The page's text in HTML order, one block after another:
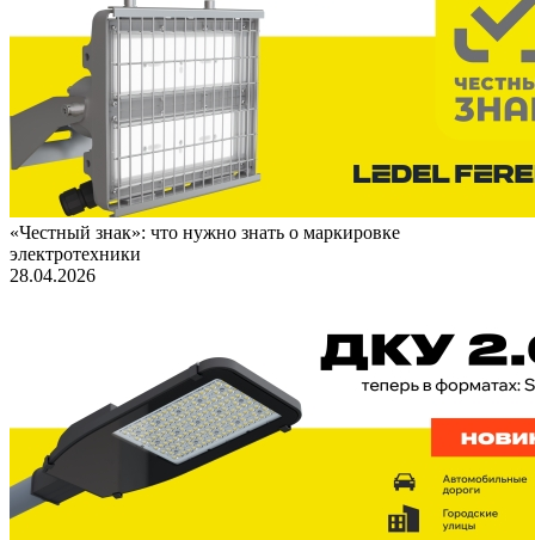
«Честный знак»: что нужно знать о маркировке
электротехники
28.04.2026